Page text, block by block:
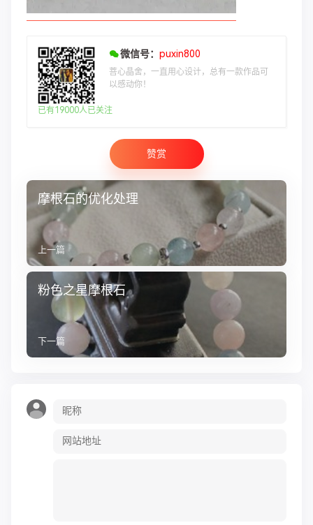
微信号： puxin800
菩心晶舍，一直用心设计，总有一款作品可
以感动你！
已有19000人已关注
赞赏
摩根石的优化处理
上一篇
粉色之星摩根石
下一篇